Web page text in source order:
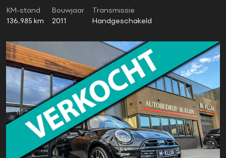
KM-stand
136.985 km
Bouwjaar
2011
Transmissie
Handgeschakeld